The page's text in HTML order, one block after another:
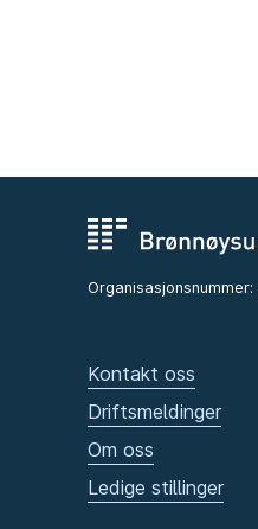
Organisasjonsnummer:
Kontakt oss
Driftsmeldinger
Om oss
Ledige stillinger